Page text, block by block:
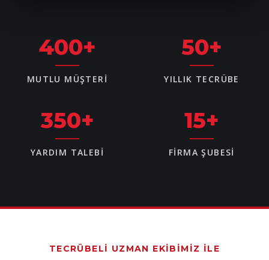
400+
MUTLU MÜŞTERI
50+
YILLIK TECRÜBE
350+
YARDIM TALEBI
15+
FIRMA ŞUBESI
TECRÜBELI UZMAN EKIBIMIZ İLE